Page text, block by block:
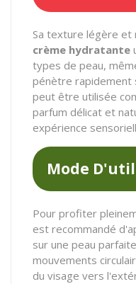
Sa texture légère
crème hydratante
types de peau,
pénètre rapidement
peut être utilisée
parfum délicat et
expérience
Mode
Pour profiter
est recommandé
sur une peau
mouvements
du visage vers